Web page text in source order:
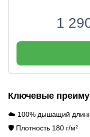
1
Ключевые
☁️ 100% дышащий
🛡️ Плотность 180 г/м²